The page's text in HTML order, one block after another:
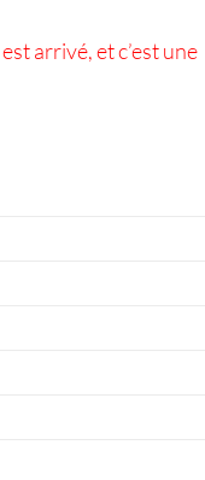
arrivé, et c’est une